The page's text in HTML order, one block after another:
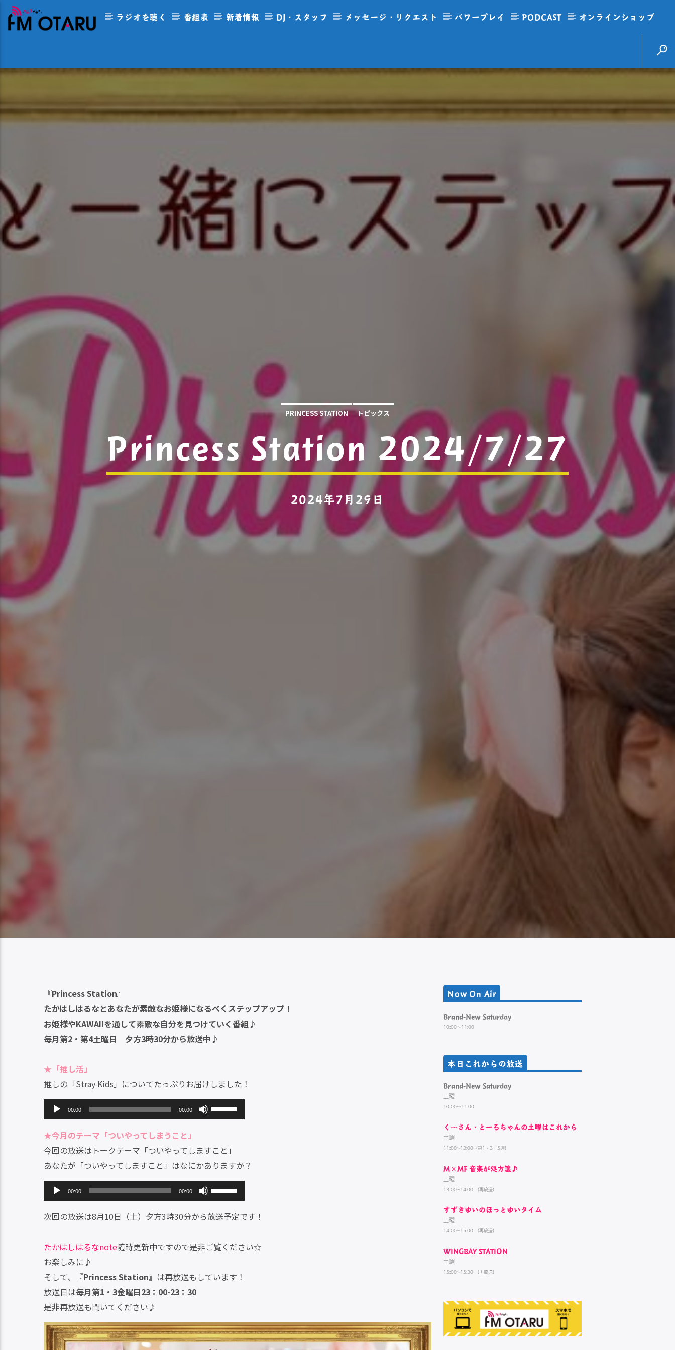
ラジオを聴く 番組表 新着情報 DJ・スタッフ メッセージ・リクエスト パワープレイ PODCAST オンラインショップ
PRINCESS STATION トピックス
Princess Station 2024/7/27
2024年7月29日
『Princess Station』
たかはしはるなとあなたが素敵なお姫様になるべくステップアップ！
お姫様やKAWAIIを通して素敵な自分を見つけていく番組♪
毎月第2・第4土曜日 夕方3時30分から放送中♪
★「推し活」
推しの「Stray Kids」についてたっぷりお届けしました！
声
プ
レ
ー
ヤ
00:00 00:00
ボ
リ
ー
ム
調
に
上
を
★今月のテーマ「ついやってしまうこと」
今回の放送はトークテーマ「ついやってしますこと」
あなたが「ついやってしますこと」はなにかありますか？
声
プ
ー
ヤ
ー
00:00 00:00
ボ
リ
ュ
ム
節
上
下
次回の放送は8月10日（土）夕方3時30分から放送予定です！
たかはしはるなnote随時更新中ですので是非ご覧ください☆
お楽しみに♪
そして、『Princess Station』 は再放送もしています！
放送日は毎月第1・3金曜日23：00-23：30
是非再放送も聞いてください♪
Now On Air
Brand-New Saturday
10:00～11:00
本日これからの放送
Brand-New Saturday
土曜
10:00～11:00
く～さん・とーるちゃんの土曜はこれから
土曜
11:00~13:00（第1・3・5週）
M×MF 音楽が処方箋♪
土曜
13:00~14:00 （再放送）
すずきゆいのほっとゆいタイム
土曜
14:00~15:00 （再放送）
WINGBAY STATION
土曜
15:00~15:30 （再放送）